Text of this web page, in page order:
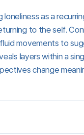
loneliness as a
to the self.
movements to
layers within a
change